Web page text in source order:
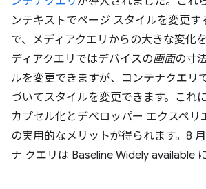
ンテキストでページ スタイルを変更す
で、メディアクエリからの大きな変化
ディアクエリではデバイスの画面の寸
ルを変更できますが、コンテナクエリ
づいてスタイルを変更できます。これ
カプセル化とデベロッパー エクスペリ
の実用的なメリットが得られます。8
ナ クエリは Baseline Widely available